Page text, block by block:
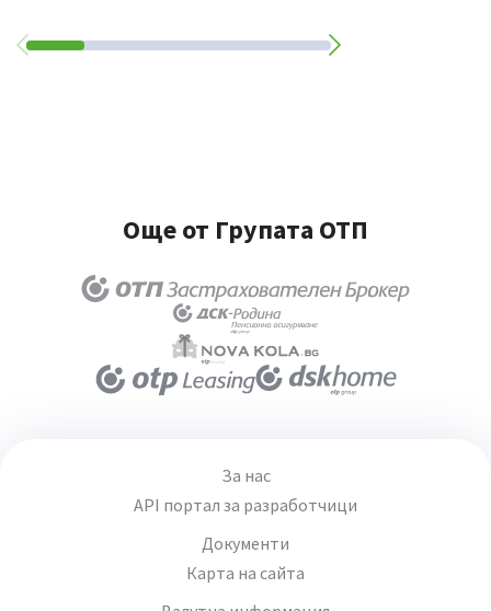
Още от Групата ОТП
За нас
API портал за разработчици
Документи
Карта на сайта